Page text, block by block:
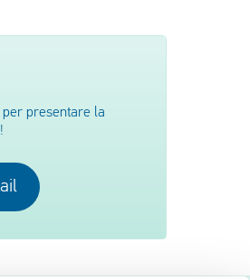
per presentare la